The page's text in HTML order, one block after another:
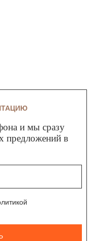
и мы сразу
предложений в